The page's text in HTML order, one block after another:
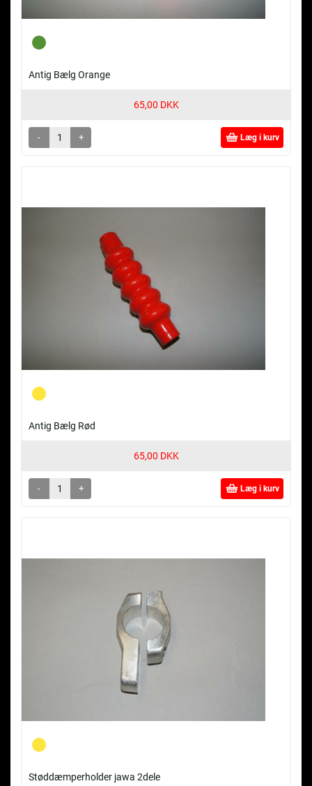
Antig Bælg Orange
65,00 DKK
- + Læg i kurv
Antig Bælg Rød
65,00 DKK
- + Læg i kurv
Støddæmperholder jawa 2dele